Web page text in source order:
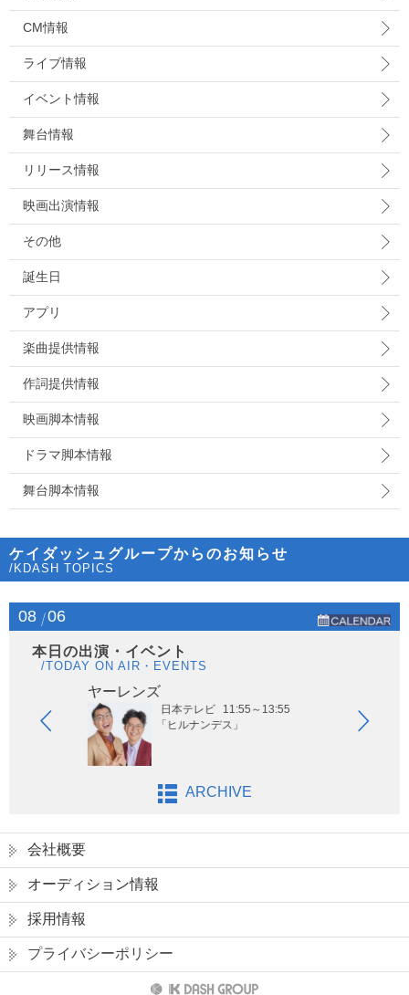
CM情報
ライブ情報
イベント情報
舞台情報
リリース情報
映画出演情報
その他
誕生日
アプリ
楽曲提供情報
作詞提供情報
映画脚本情報
ドラマ脚本情報
舞台脚本情報
ケイダッシュグループからのお知らせ
/KDASH TOPICS
08 06
本日の出演・イベント
/TODAY ON AIR・EVENTS
ヤーレンズ
日本テレビ 11:55～13:55
「ヒルナンデス」
ARCHIVE
会社概要
オーディション情報
採用情報
プライバシーポリシー